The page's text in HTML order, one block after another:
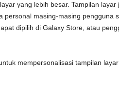
yang lebih besar. Tampilan layar
personal masing-masing pengguna
dipilih di Galaxy Store, atau
mempersonalisasi tampilan